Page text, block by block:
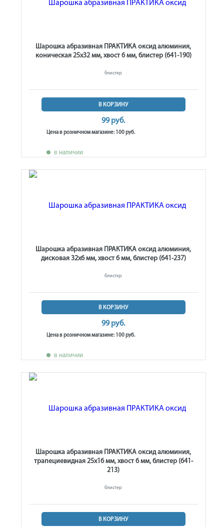
Шарошка абразивная ПРАКТИКА оксид алюминия,
коническая 25х32 мм, хвост 6 мм, блистер (641-190)
блистер
В КОРЗИНУ
99 руб.
Цена в розничном магазине: 100 руб.
в наличии
Шарошка абразивная ПРАКТИКА оксид алюминия,
дисковая 32х6 мм, хвост 6 мм, блистер (641-237)
блистер
В КОРЗИНУ
99 руб.
Цена в розничном магазине: 100 руб.
в наличии
Шарошка абразивная ПРАКТИКА оксид алюминия,
трапециевидная 25х16 мм, хвост 6 мм, блистер (641-
213)
блистер
В КОРЗИНУ